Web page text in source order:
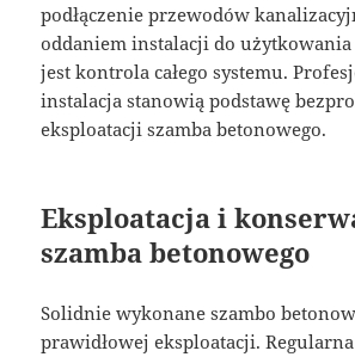
podłączenie przewodów
oddaniem instalacji do
jest kontrola całego systemu.
instalacja stanowią podstawę
eksploatacji szamba betonowego.
Eksploatacja i
szamba betonowego
Solidnie wykonane szambo
prawidłowej eksploatacji.